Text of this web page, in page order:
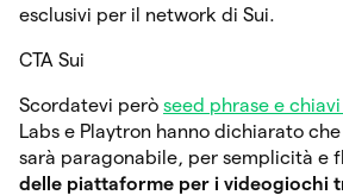
esclusivi per il network di Sui.
CTA Sui
Scordatevi però seed phrase e
Labs e Playtron hanno dichiarato
sarà paragonabile, per semplicità e
delle piattaforme per i videogiochi